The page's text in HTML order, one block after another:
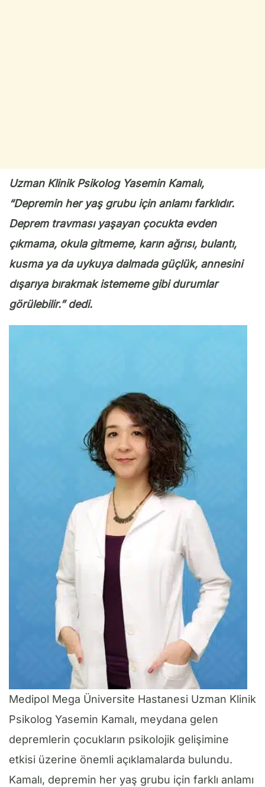
Uzman Klinik Psikolog Yasemin Kamalı,
“Depremin her yaş grubu için anlamı farklıdır.
Deprem travması yaşayan çocukta evden
çıkmama, okula gitmeme, karın ağrısı, bulantı,
kusma ya da uykuya dalmada güçlük, annesini
dışarıya bırakmak istememe gibi durumlar
görülebilir.” dedi.
Medipol Mega Üniversite Hastanesi Uzman Klinik
Psikolog Yasemin Kamalı, meydana gelen
depremlerin çocukların psikolojik gelişimine
etkisi üzerine önemli açıklamalarda bulundu.
Kamalı, depremin her yaş grubu için farklı anlamı